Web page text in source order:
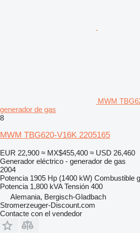
MWM
generador de gas
8
MWM TBG620-V16K 2205165
EUR 22,900 ≈ MX$455,400 ≈ USD 26,460
Generador eléctrico - generador de gas
2004
Potencia 1905 Hp (1400 kW) Combustible
Potencia 1,800 kVA Tensión 400
Alemania, Bergisch-Gladbach
Stromerzeuger-Discount.com
Contacte con el vendedor